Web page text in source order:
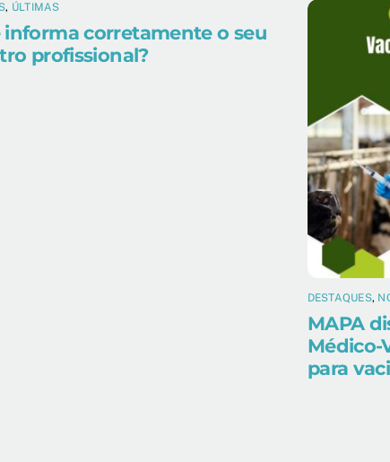
, ÚLTIMAS
informa corretamente o seu
profissional?
DESTAQUES,
MAPA
Médico-
para